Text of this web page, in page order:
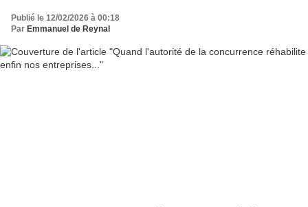
Publié le 12/02/2026 à 00:18
Par Emmanuel de Reynal